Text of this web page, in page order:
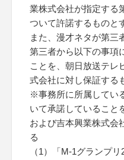
業株式会社が指定する
ついて許諾するものと
また、漫才ネタが第三
第三者から以下の事項
ことを、朝日放送テレ
式会社に対し保証する
※事務所に所属してい
いて承諾していること
および吉本興業株式会
る
（1）「M-1グランプ